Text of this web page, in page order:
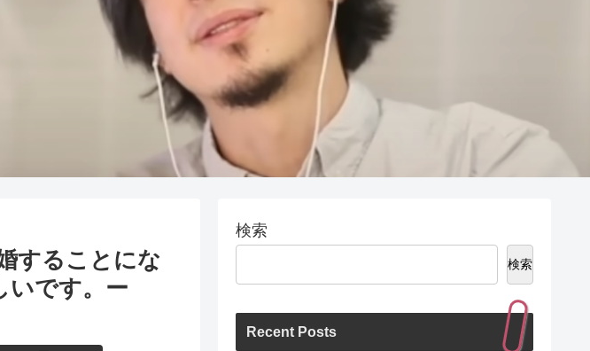
することにな
いです。ー
検索
検索
Recent Posts